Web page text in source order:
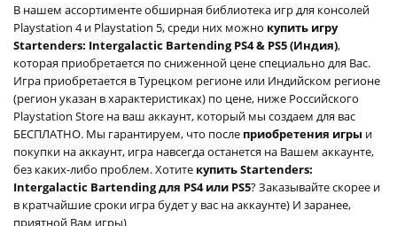
В нашем ассортименте обширная библиотека игр для консолей
Playstation 4 и Playstation 5, среди них можно купить игру
Startenders: Intergalactic Bartending PS4 & PS5 (Индия),
которая приобретается по сниженной цене специально для Вас.
Игра приобретается в Турецком регионе или Индийском регионе
(регион указан в характеристиках) по цене, ниже Российского
Playstation Store на ваш аккаунт, который мы создаем для вас
БЕСПЛАТНО. Мы гарантируем, что после приобретения игры и
покупки на аккаунт, игра навсегда останется на Вашем аккаунте,
без каких-либо проблем. Хотите купить Startenders:
Intergalactic Bartending для PS4 или PS5? Заказывайте скорее и
в кратчайшие сроки игра будет у вас на аккаунте) И заранее,
приятной Вам игры)